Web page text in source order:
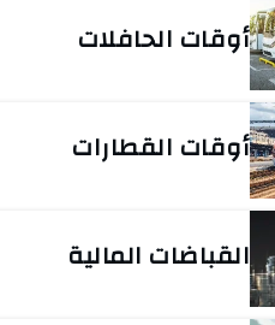
أوقات الحافلات
أوقات القطارات
القباضات المالية